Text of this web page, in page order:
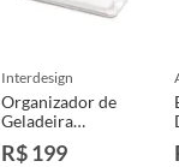
interdesign
Organizador de
Geladeira
Retangular
R$ 199